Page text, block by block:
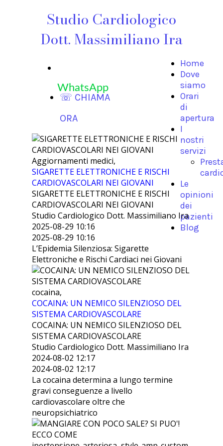
Studio Cardiologico
Dott. Massimiliano Ira
WhatsApp
Home
Dove
siamo
Orari
di
apertura
I
nostri
servizi
Le
opinioni
dei
pazienti
Blog
☏ CHIAMA
ORA
Aggiornamenti medici,
SIGARETTE ELETTRONICHE E RISCHI
CARDIOVASCOLARI NEI GIOVANI
SIGARETTE ELETTRONICHE E RISCHI
CARDIOVASCOLARI NEI GIOVANI
Studio Cardiologico Dott. Massimiliano Ira
2025-08-29 10:16
2025-08-29 10:16
L’Epidemia Silenziosa: Sigarette
Elettroniche e Rischi Cardiaci nei Giovani
cocaina,
COCAINA: UN NEMICO SILENZIOSO DEL
SISTEMA CARDIOVASCOLARE
COCAINA: UN NEMICO SILENZIOSO DEL
SISTEMA CARDIOVASCOLARE
Studio Cardiologico Dott. Massimiliano Ira
2024-08-02 12:17
2024-08-02 12:17
La cocaina determina a lungo termine
gravi conseguenze a livello
cardiovascolare oltre che
neuropsichiatrico